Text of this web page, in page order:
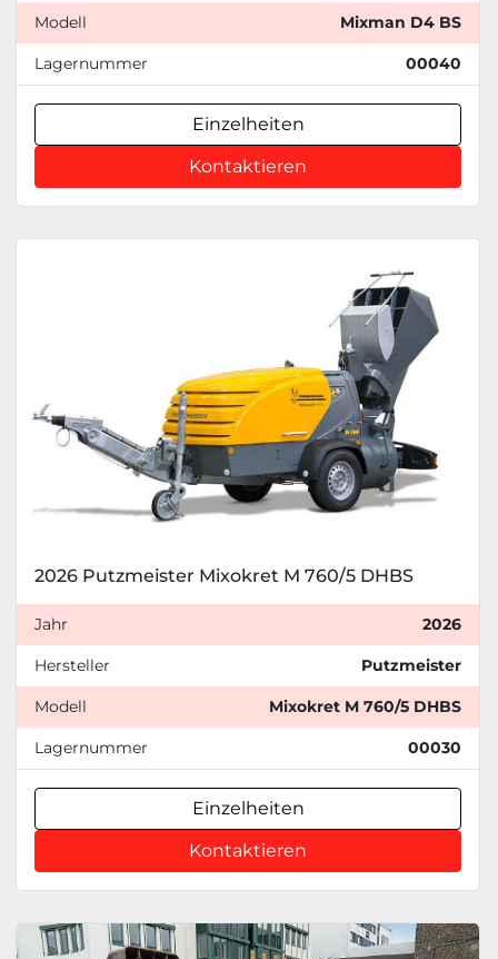
Modell Mixman D4 BS
Lagernummer 00040
Einzelheiten
Kontaktieren
2026 Putzmeister Mixokret M 760/5 DHBS
Jahr 2026
Hersteller Putzmeister
Modell Mixokret M 760/5 DHBS
Lagernummer 00030
Einzelheiten
Kontaktieren